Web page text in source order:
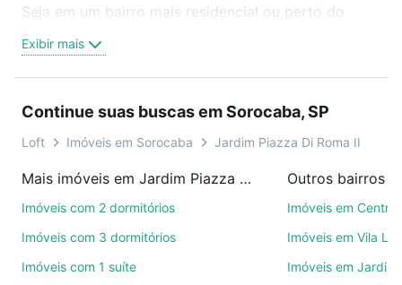
Seja em um bairro mais residencial ou perto do
oferta ideal de Imóveis com 1 quarto à venda em
Jardim Piazza Di Roma II, Sorocaba, SP para
ou por videochamada, é grátis, sem compromisso e
você ainda conta com mais de 46 mil corretores e
de imóveis.
ruas, bairros e até condomínios favoritos. Você
Exibir mais
Continue suas buscas em Sorocaba, SP
Loft Imóveis em Sorocaba Jardim Piazza Di Roma II
Mais imóveis em Jardim Piazza Di Roma II
Imóveis com 2 dormitórios
Imóveis com 3 dormitórios
Imóveis com 1 suíte
Outros bairros
Imóveis em Centro
Imóveis em Vila
Imóveis em Jardim